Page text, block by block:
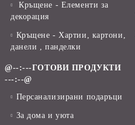
Кръщене - Елементи за
декорация
Кръщене - Хартии, картони,
данели , панделки
@--:---ГОТОВИ ПРОДУКТИ
---:--@
Персанализирани подаръци
За дома и уюта